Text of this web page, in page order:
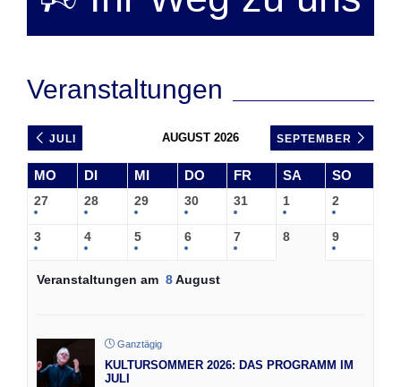
Veranstaltungen
JULI AUGUST 2026 SEPTEMBER
MO DI MI DO FR SA SO
27 28 29 30 31 1 2
3 4 5 6 7 8 9
Veranstaltungen am 8August
Ganztägig
KULTURSOMMER 2026: DAS PROGRAMM IM
JULI